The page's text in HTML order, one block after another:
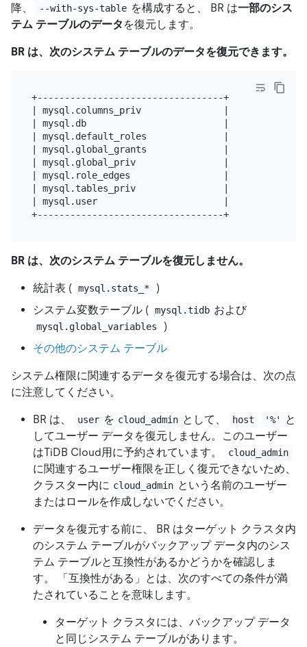
降、
--with-sys-table を構成すると、 BR は一部のシス
テム テーブルのデータ を復元します。
BR は、次のシステム テーブルのデータを復元できます。
+----------------------------------+
| mysql.columns_priv               |
| mysql.db                         |
| mysql.default_roles              |
| mysql.global_grants              |
| mysql.global_priv                |
| mysql.role_edges                 |
| mysql.tables_priv                |
| mysql.user                       |
+----------------------------------+
BR は、次のシステム テーブルを復元しません。
統計表 ( mysql.stats_*
)
システム変数テーブル ( mysql.tidb および
mysql.global_variables
)
その他のシステム テーブル
システム権限に関連するデータを復元する場合は、次の点
に注意してください。
BR は、 user を cloud_admin として、 host '%'
と
してユーザー データを復元しません。このユーザー
はTiDB Cloud用に予約されています。
cloud_admin
に関連するユーザー権限を正しく復元できないため、
クラスター内に cloud_admin という名前のユーザー
またはロールを作成しないでください。
データを復元する前に、 BR はターゲット クラスタ内
のシステム テーブルがバックアップ データ内のシス
テム テーブルと互換性があるかどうかを確認しま
す。 「互換性がある」とは、次のすべての条件が満
たされていることを意味します。
ターゲット クラスタには、バックアップ データ
と同じシステム テーブルがあります。